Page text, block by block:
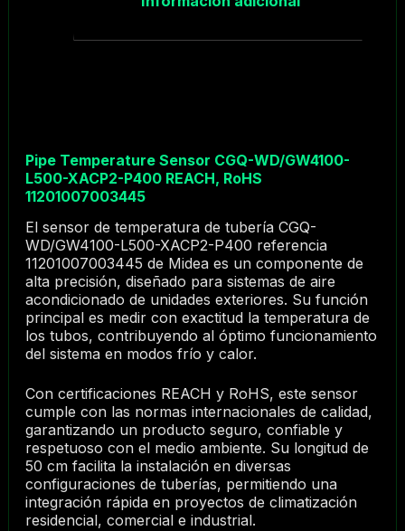
Pipe Temperature Sensor CGQ-WD/GW4100-
L500-XACP2-P400 REACH, RoHS
11201007003445
El sensor de temperatura de tubería CGQ-
WD/GW4100-L500-XACP2-P400 referencia
11201007003445 de Midea es un componente de
alta precisión, diseñado para sistemas de aire
acondicionado de unidades exteriores. Su función
principal es medir con exactitud la temperatura de
los tubos, contribuyendo al óptimo funcionamiento
del sistema en modos frío y calor.
Con certificaciones REACH y RoHS, este sensor
cumple con las normas internacionales de calidad,
garantizando un producto seguro, confiable y
respetuoso con el medio ambiente. Su longitud de
50 cm facilita la instalación en diversas
configuraciones de tuberías, permitiendo una
integración rápida en proyectos de climatización
residencial, comercial e industrial.